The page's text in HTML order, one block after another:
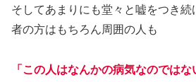
そしてあまりにも堂々と嘘をつき
者の方はもちろん周囲の人も
「この人はなんかの病気なのでは